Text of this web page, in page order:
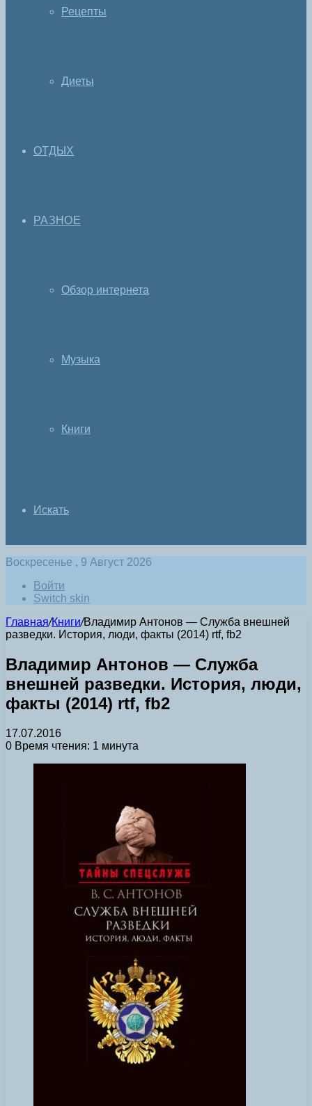
Рецепты
Диеты
ОТДЫХ
РАЗНОЕ
Обзор интернета
Музыка
Книги
Искать
Воскресенье , 9 Август 2026
Войти
Switch skin
Главная/Книги/Владимир Антонов — Служба внешней
разведки. История, люди, факты (2014) rtf, fb2
Владимир Антонов — Служба
внешней разведки. История, люди,
факты (2014) rtf, fb2
17.07.2016
0 Время чтения: 1 минута